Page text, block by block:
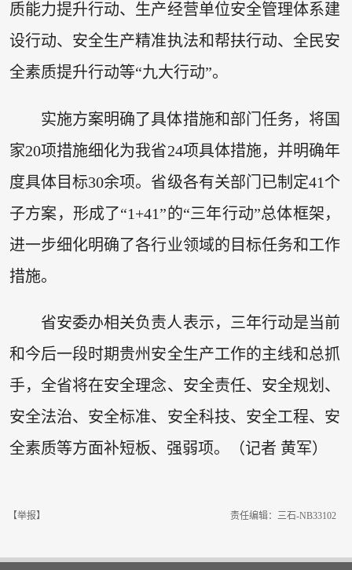
质能力提升行动、生产经营单位安全管理体系建
设行动、安全生产精准执法和帮扶行动、全民安
全素质提升行动等“九大行动”。
实施方案明确了具体措施和部门任务，将国
家20项措施细化为我省24项具体措施，并明确年
度具体目标30余项。省级各有关部门已制定41个
子方案，形成了“1+41”的“三年行动”总体框架，
进一步细化明确了各行业领域的目标任务和工作
措施。
省安委办相关负责人表示，三年行动是当前
和今后一段时期贵州安全生产工作的主线和总抓
手，全省将在安全理念、安全责任、安全规划、
安全法治、安全标准、安全科技、安全工程、安
全素质等方面补短板、强弱项。（记者 黄军）
【举报】 责任编辑：三石-NB33102